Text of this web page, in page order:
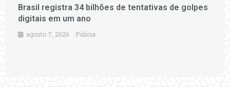
Brasil registra 34 bilhões de tentativas de golpes
digitais em um ano
agosto 7, 2026 Polícia